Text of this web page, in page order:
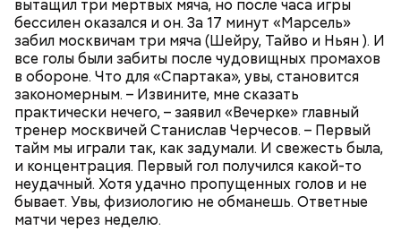
вытащил три мертвых мяча, но после часа игры
бессилен оказался и он. За 17 минут «Марсель»
забил москвичам три мяча (Шейру, Тайво и Ньян ). И
все голы были забиты после чудовищных промахов
в обороне. Что для «Спартака», увы, становится
закономерным. – Извините, мне сказать
практически нечего, – заявил «Вечерке» главный
тренер москвичей Станислав Черчесов. – Первый
тайм мы играли так, как задумали. И свежесть была,
и концентрация. Первый гол получился какой-то
неудачный. Хотя удачно пропущенных голов и не
бывает. Увы, физиологию не обманешь. Ответные
матчи через неделю.